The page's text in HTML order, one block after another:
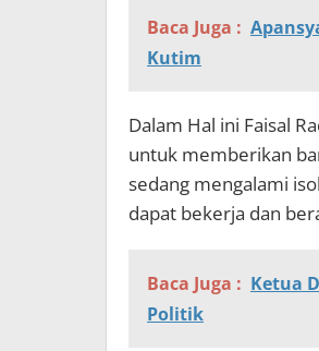
Baca Juga :
Kutim
Dalam Hal ini Faisal
untuk memberikan
sedang mengalami
dapat bekerja dan
Baca Juga : Ketua
Politik